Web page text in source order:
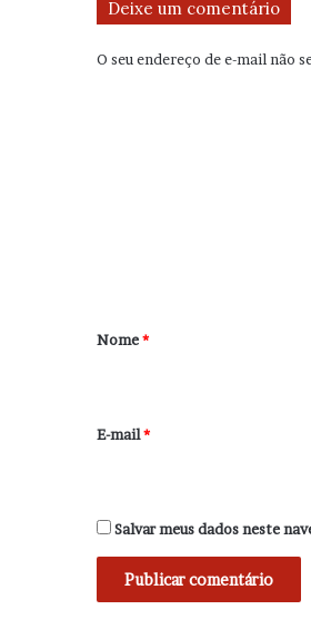
Deixe um comentário
O seu endereço de e-mail não
r
*
Nome*
E-mail*
Salvar meus dados neste